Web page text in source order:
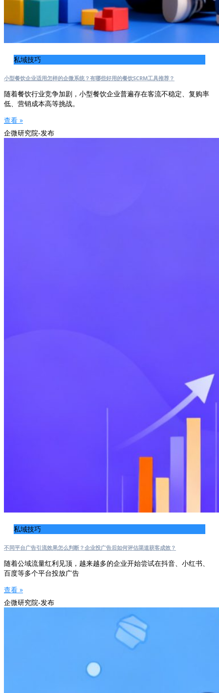
私域技巧
小型餐饮企业适用怎样的企微系统？有哪些好用的餐饮SCRM工具推荐？
随着餐饮行业竞争加剧，小型餐饮企业普遍存在客流不稳定、复购率
低、营销成本高等挑战。
查看 »
企微研究院-发布
私域技巧
不同平台广告引流效果怎么判断？企业投广告后如何评估渠道获客成效？
随着公域流量红利见顶，越来越多的企业开始尝试在抖音、小红书、
百度等多个平台投放广告
查看 »
企微研究院-发布